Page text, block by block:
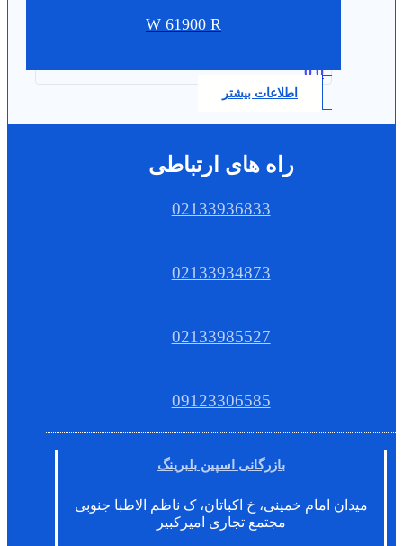
W 61900 R
0.0
اطلاعات بیشتر
راه های ارتباطی
02133936833
02133934873
02133985527
09123306585
بازرگانی اسپین بلبرینگ
میدان امام خمینی، خ اکباتان، ک ناظم الاطبا جنوبی
مجتمع تجاری امیرکبیر